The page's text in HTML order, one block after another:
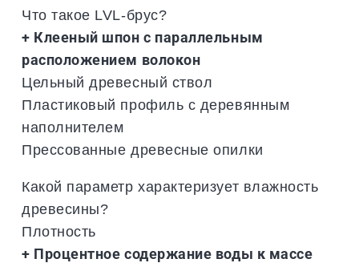
Что такое LVL-брус?
+ Клееный шпон с параллельным
расположением волокон
Цельный древесный ствол
Пластиковый профиль с деревянным
наполнителем
Прессованные древесные опилки
Какой параметр характеризует влажность
древесины?
Плотность
+ Процентное содержание воды к массе